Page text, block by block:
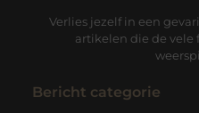
Verlies jezelf in een
artikelen die de vele
Bericht categorie